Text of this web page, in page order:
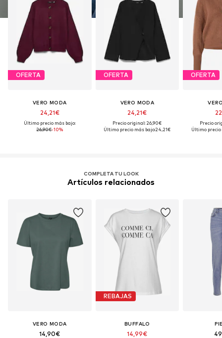
OFERTA
VERO MODA
24,21€
Último precio más bajo:
26,90€-10%
OFERTA
VERO MODA
24,21€
Precio original: 26,90€
Último precio más bajo:24,21€
OFERTA
Precio
Último precio
COMPLETA TU LOOK
Artículos relacionados
VERO MODA
14,90€
REBAJAS
BUFFALO
14,99€